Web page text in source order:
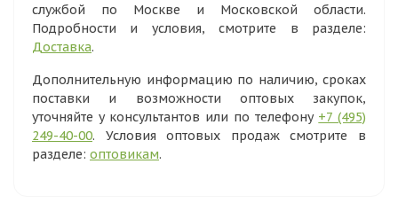
службой по Москве и Московской области.
Подробности и условия, смотрите в разделе:
Доставка.
Дополнительную информацию по наличию, сроках
поставки и возможности оптовых закупок,
уточняйте у консультантов или по телефону +7 (495)
249-40-00. Условия оптовых продаж смотрите в
разделе: оптовикам.